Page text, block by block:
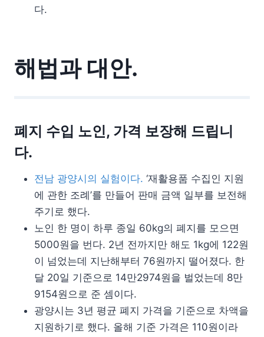
다.
해법과 대안.
폐지 수입 노인, 가격 보장해 드립니
다.
전남 광양시의 실험이다. ‘재활용품 수집인 지원
에 관한 조례’를 만들어 판매 금액 일부를 보전해
주기로 했다.
노인 한 명이 하루 종일 60kg의 폐지를 모으면
5000원을 번다. 2년 전까지만 해도 1kg에 122원
이 넘었는데 지난해부터 76원까지 떨어졌다. 한
달 20일 기준으로 14만2974원을 벌었는데 8만
9154원으로 준 셈이다.
광양시는 3년 평균 폐지 가격을 기준으로 차액을
지원하기로 했다. 올해 기준 가격은 110원이라